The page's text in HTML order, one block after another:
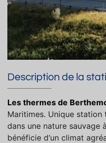
Description de la
Les thermes de
Maritimes. Unique station
dans une nature sauvage
bénéficie d‘un climat